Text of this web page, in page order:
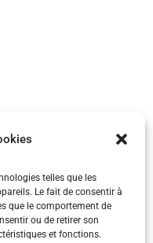
telles que les
Le fait de consentir à
que le comportement de
ou de retirer son
et fonctions.